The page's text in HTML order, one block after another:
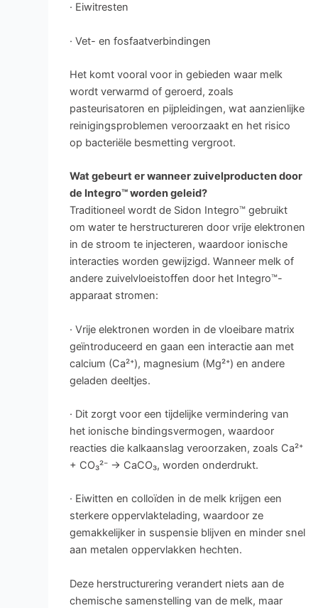
· Eiwitresten
· Vet- en fosfaatverbindingen
Het komt vooral voor in gebieden waar melk
wordt verwarmd of geroerd, zoals
pasteurisatoren en pijpleidingen, wat aanzienlijke
reinigingsproblemen veroorzaakt en het risico
op bacteriële besmetting vergroot.
Wat gebeurt er wanneer zuivelproducten door
de Integro™ worden geleid?
Traditioneel wordt de Sidon Integro™ gebruikt
om water te herstructureren door vrije elektronen
in de stroom te injecteren, waardoor ionische
interacties worden gewijzigd. Wanneer melk of
andere zuivelvloeistoffen door het Integro™-
apparaat stromen:
· Vrije elektronen worden in de vloeibare matrix
geïntroduceerd en gaan een interactie aan met
calcium (Ca²⁺), magnesium (Mg²⁺) en andere
geladen deeltjes.
· Dit zorgt voor een tijdelijke vermindering van
het ionische bindingsvermogen, waardoor
reacties die kalkaanslag veroorzaken, zoals Ca²⁺
+ CO₃²⁻ → CaCO₃, worden onderdrukt.
· Eiwitten en colloïden in de melk krijgen een
sterkere oppervlaktelading, waardoor ze
gemakkelijker in suspensie blijven en minder snel
aan metalen oppervlakken hechten.
Deze herstructurering verandert niets aan de
chemische samenstelling van de melk, maar